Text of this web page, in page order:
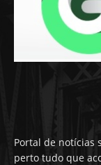
Portal de notícias
perto tudo que